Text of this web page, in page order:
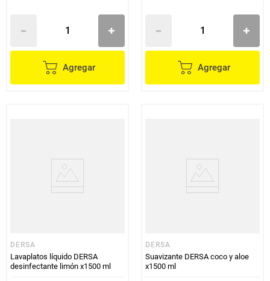
Agregar Agregar
DERSA
Lavaplatos líquido DERSA
desinfectante limón x1500 ml
DERSA
Suavizante DERSA coco y aloe
x1500 ml